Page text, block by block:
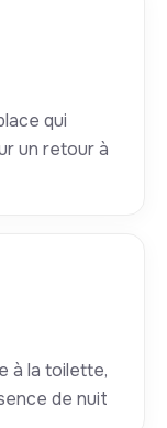
qui
un retour à
à la toilette,
de nuit